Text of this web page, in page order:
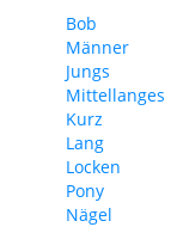
Bob
Männer
Jungs
Mittellanges
Kurz
Lang
Locken
Pony
Nägel